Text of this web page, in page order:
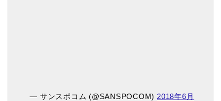
— サンスポコム (@SANSPOCOM) 2018年6月